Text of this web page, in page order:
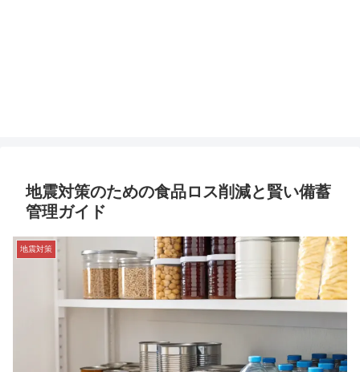
地震対策のための食品ロス削減と賢い備蓄
管理ガイド
地震対策